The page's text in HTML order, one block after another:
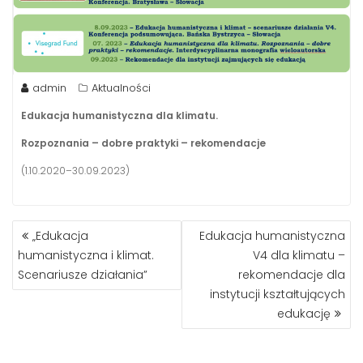
admin Aktualności
Edukacja humanistyczna dla klimatu.
Rozpoznania – dobre praktyki – rekomendacje
(1.10.2020–30.09.2023)
NAWIGACJA
WPISU
„Edukacja
humanistyczna i klimat.
Scenariusze działania”
Edukacja humanistyczna
V4 dla klimatu –
rekomendacje dla
instytucji kształtujących
edukację